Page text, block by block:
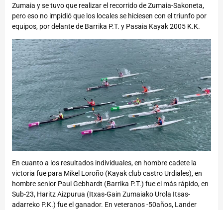
Zumaia y se tuvo que realizar el recorrido de Zumaia-Sakoneta,
pero eso no impidió que los locales se hiciesen con el triunfo por
equipos, por delante de Barrika P.T. y Pasaia Kayak 2005 K.K.
En cuanto a los resultados individuales, en hombre cadete la
victoria fue para Mikel Loroño (Kayak club castro Urdiales), en
hombre senior Paul Gebhardt (Barrika P.T.) fue el más rápido, en
Sub-23, Haritz Aizpurua (Itxas-Gain Zumaiako Urola Itsas-
adarreko P.K.) fue el ganador. En veteranos -50años, Lander